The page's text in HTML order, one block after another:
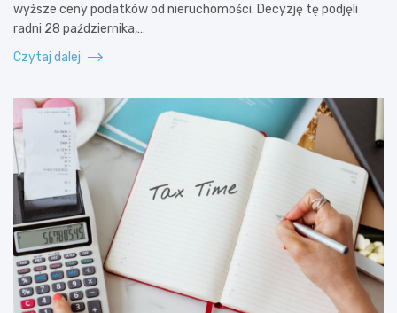
wyższe ceny podatków od nieruchomości. Decyzję tę podjęli
radni 28 października,…
Czytaj dalej